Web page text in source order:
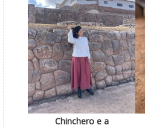
Chinchero e a